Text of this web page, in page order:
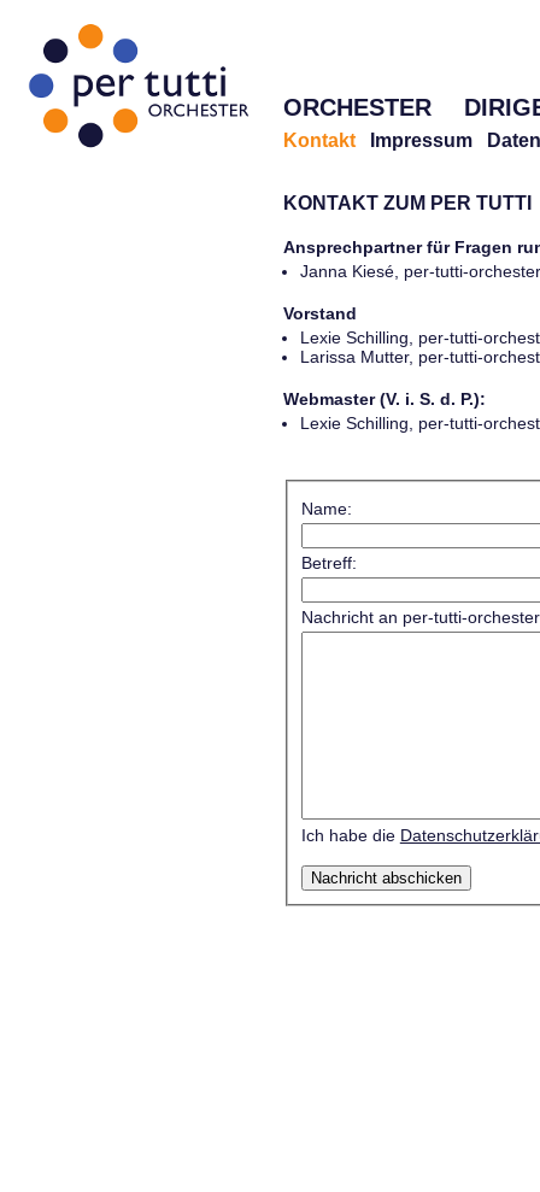
ORCHESTER
Kontakt Impressum
KONTAKT ZUM PER TUTTI
Ansprechpartner für Fragen
Janna Kiesé, per-tutti-
Vorstand
Lexie Schilling, per-tutti-
Larissa Mutter, per-tutti-
Webmaster (V. i. S. d. P.):
Lexie Schilling, per-tutti-
Name:
Betreff:
Nachricht an per-tutti-
Ich habe die